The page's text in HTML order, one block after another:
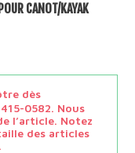
CANOT/KAYAK
dès
0582. Nous
l’article. Notez
des articles